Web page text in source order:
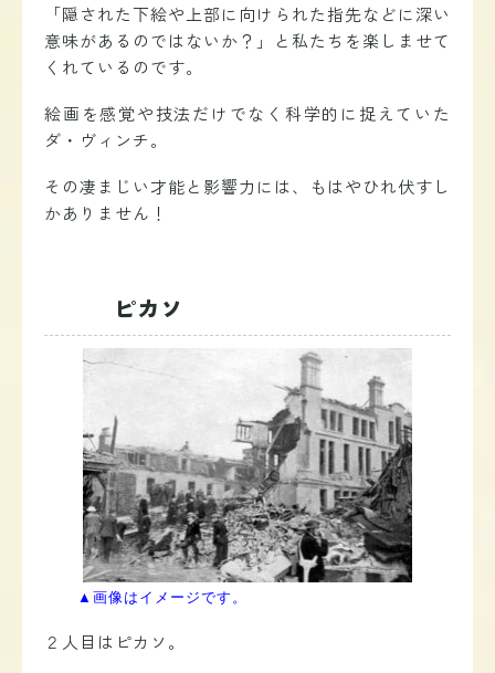
「隠された下絵や上部に向けられた指先などに深い
意味があるのではないか？」と私たちを楽しませて
くれているのです。
絵画を感覚や技法だけでなく科学的に捉えていた
ダ・ヴィンチ。
その凄まじい才能と影響力には、もはやひれ伏すし
かありません！
ピカソ
▲画像はイメージです。
２人目はピカソ。